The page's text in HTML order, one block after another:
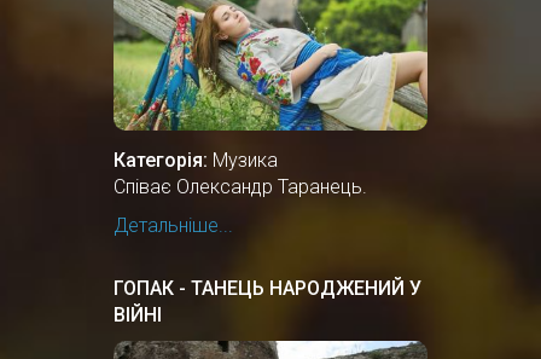
Категорія: Музика
Співає Олександр Таранець.
Детальніше...
ГОПАК - ТАНЕЦЬ НАРОДЖЕНИЙ У
ВІЙНІ